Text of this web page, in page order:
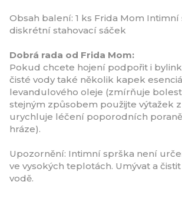
Obsah balení: 1 ks Frida Mom Intimní
diskrétní stahovací sáček
Dobrá rada od Frida Mom:
Pokud chcete hojení podpořit i
čisté vody také několik kapek
levandulového oleje (zmírňuje
stejným způsobem použijte výtažek
urychluje léčení poporodních
hráze).
Upozornění: Intimní sprška není
ve vysokých teplotách. Umývat a
vodě.